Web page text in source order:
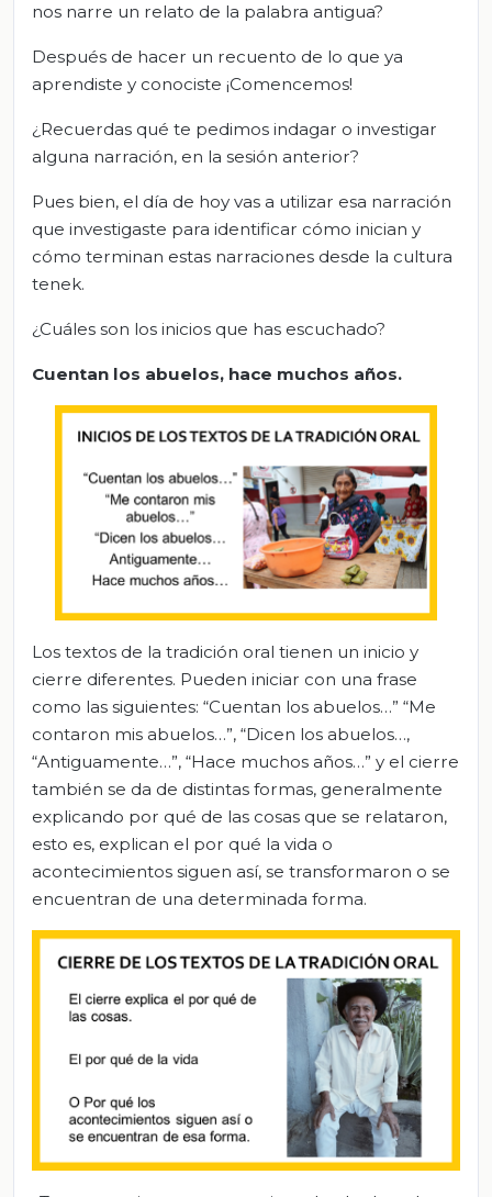
nos narre un relato de la palabra antigua?
Después de hacer un recuento de lo que ya
aprendiste y conociste ¡Comencemos!
¿Recuerdas qué te pedimos indagar o investigar
alguna narración, en la sesión anterior?
Pues bien, el día de hoy vas a utilizar esa narración
que investigaste para identificar cómo inician y
cómo terminan estas narraciones desde la cultura
tenek.
¿Cuáles son los inicios que has escuchado?
Cuentan los abuelos, hace muchos años.
Los textos de la tradición oral tienen un inicio y
cierre diferentes. Pueden iniciar con una frase
como las siguientes: “Cuentan los abuelos…” “Me
contaron mis abuelos…”, “Dicen los abuelos…,
“Antiguamente…”, “Hace muchos años…” y el cierre
también se da de distintas formas, generalmente
explicando por qué de las cosas que se relataron,
esto es, explican el por qué la vida o
acontecimientos siguen así, se transformaron o se
encuentran de una determinada forma.